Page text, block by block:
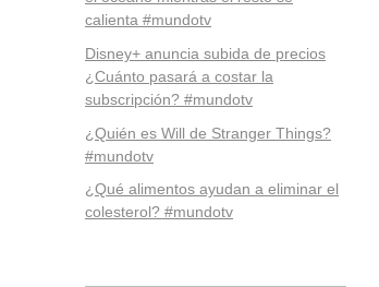
calienta #mundotv
Disney+ anuncia subida de precios
¿Cuánto pasará a costar la
subscripción? #mundotv
¿Quién es Will de Stranger Things?
#mundotv
¿Qué alimentos ayudan a eliminar el
colesterol? #mundotv